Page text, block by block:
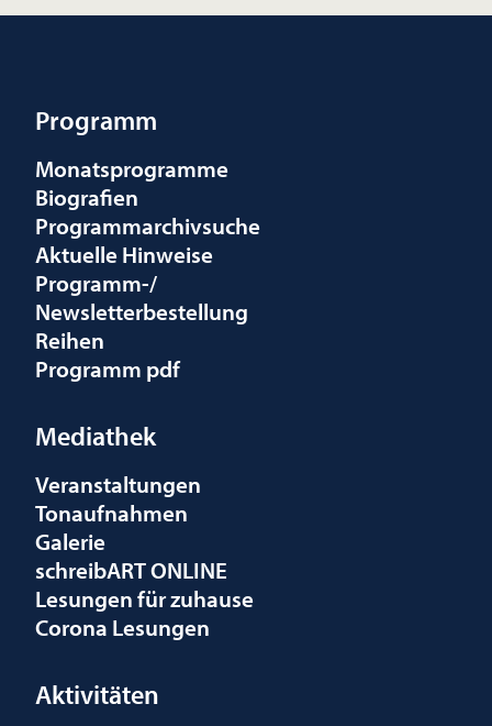
Programm
Monatsprogramme
Biografien
Programmarchivsuche
Aktuelle Hinweise
Programm-/
Newsletterbestellung
Reihen
Programm pdf
Mediathek
Veranstaltungen
Tonaufnahmen
Galerie
schreibART ONLINE
Lesungen für zuhause
Corona Lesungen
Aktivitäten